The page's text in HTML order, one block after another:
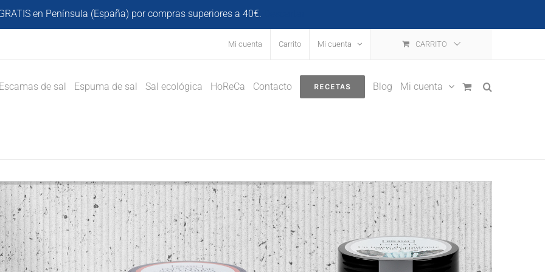
en Península (España) por compras superiores a 40€.
Mi cuenta Carrito Mi cuenta CARRITO
Escamas de sal Espuma de sal Sal ecológica HoReCa Contacto RECETAS Blog Mi cuenta